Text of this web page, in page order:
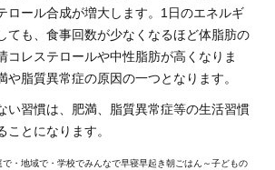
ロール合成が増大します。1日のエネルギ
ても、食事回数が少なくなるほど体脂肪の
コレステロールや中性脂肪が高くなりま
や脂質異常症の原因の一つとなります。
習慣は、肥満、脂質異常症等の生活習慣
ことになります。
で・地域で・学校でみんなで早寝早起き朝ごはん～子どもの